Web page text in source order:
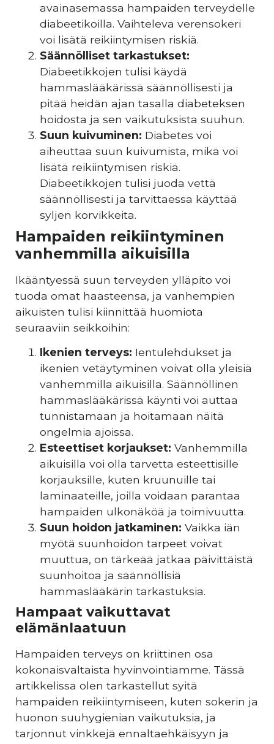
avainasemassa hampaiden terveydelle
diabeetikoilla. Vaihteleva verensokeri
voi lisätä reikiintymisen riskiä.
Säännölliset tarkastukset:
Diabeetikkojen tulisi käydä
hammaslääkärissä säännöllisesti ja
pitää heidän ajan tasalla diabeteksen
hoidosta ja sen vaikutuksista suuhun.
Suun kuivuminen: Diabetes voi
aiheuttaa suun kuivumista, mikä voi
lisätä reikiintymisen riskiä.
Diabeetikkojen tulisi juoda vettä
säännöllisesti ja tarvittaessa käyttää
syljen korvikkeita.
Hampaiden reikiintyminen
vanhemmilla aikuisilla
Ikääntyessä suun terveyden ylläpito voi
tuoda omat haasteensa, ja vanhempien
aikuisten tulisi kiinnittää huomiota
seuraaviin seikkoihin:
Ikenien terveys: Ientulehdukset ja
ikenien vetäytyminen voivat olla yleisiä
vanhemmilla aikuisilla. Säännöllinen
hammaslääkärissä käynti voi auttaa
tunnistamaan ja hoitamaan näitä
ongelmia ajoissa.
Esteettiset korjaukset: Vanhemmilla
aikuisilla voi olla tarvetta esteettisille
korjauksille, kuten kruunuille tai
laminaateille, joilla voidaan parantaa
hampaiden ulkonäköä ja toimivuutta.
Suun hoidon jatkaminen: Vaikka iän
myötä suunhoidon tarpeet voivat
muuttua, on tärkeää jatkaa päivittäistä
suunhoitoa ja säännöllisiä
hammaslääkärin tarkastuksia.
Hampaat vaikuttavat
elämänlaatuun
Hampaiden terveys on kriittinen osa
kokonaisvaltaista hyvinvointiamme. Tässä
artikkelissa olen tarkastellut syitä
hampaiden reikiintymiseen, kuten sokerin ja
huonon suuhygienian vaikutuksia, ja
tarjonnut vinkkejä ennaltaehkäisyyn ja